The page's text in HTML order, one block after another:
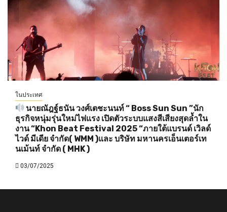
ในประเทศ
นายณัฎฐ์ธนัน วงศ์เตชะนนท์ “ Boss Sun Sun ”นัก
ธุรกิจหนุ่มรุ่นใหม่ไฟแรง เปิดตัวระบบแสงสีเสียงสุดล้ำใน
งาน “Khon Beat Festival 2025 “ภายใต้แบรนด์ เวิลด์
ไวด์ มีเดีย จำกัด( WMM )และ บริษัท มหานครเอ็นเตอร์เท
นเม้นท์ จำกัด ( MHK )
03/07/2025